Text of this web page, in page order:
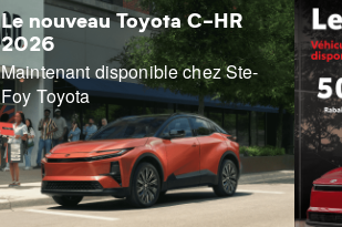
Le nouveau Toyota C-HR
2026
Maintenant disponible chez Ste-
Foy Toyota